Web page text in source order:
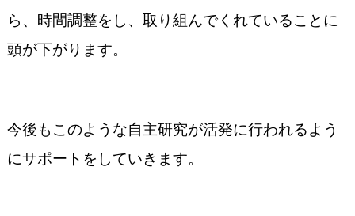
ら、時間調整をし、取り組んでくれていることに
頭が下がります。
今後もこのような自主研究が活発に行われるよう
にサポートをしていきます。